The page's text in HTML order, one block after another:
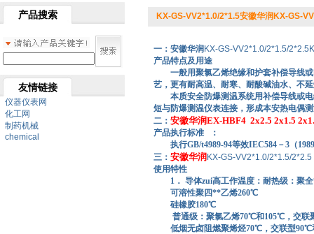
产品搜索
友情链接
仪器仪表网
化工网
制药机械
chemical
KX-GS-VV2*1.0/2*1.5安徽华润KX-GS-
一：安徽华润 KX-GS-VV2*1.0/2*1.5/2*2.5K
产品特点及用途
一般用聚氯乙烯绝缘和护套补偿导线
艺，更有耐高温、耐寒、耐酸碱油水、不
本质安全防爆测温系统用补偿导线或
短与防爆测温仪表连接，形成本安热电偶
二： 安徽华润EX-HBF4 2x2.5 2x1.5
产品执行标准 ：
执行GB/t4989-94等效IEC584－3（
三： 安徽华润 KX-GS-VV2*1.0/2*1.5/2*2.5
使用特性
1． 导体zui高工作温度：耐热级：聚全
可溶性聚四**乙烯260℃
硅橡胶180℃
普通级：聚氯乙烯70℃和105℃，交联
低烟无卤阻燃聚烯烃70℃，交联型90℃